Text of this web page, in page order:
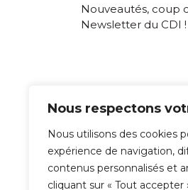
Nous respectons
Nous utilisons des cookies
expérience de navigation,
contenus personnalisés et
cliquant sur « Tout
Nouveautés, coup
Newsletter du CDI !
Version élèves &
Retrouvez